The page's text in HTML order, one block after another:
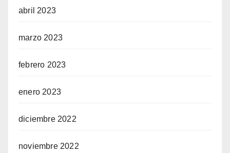
abril 2023
marzo 2023
febrero 2023
enero 2023
diciembre 2022
noviembre 2022